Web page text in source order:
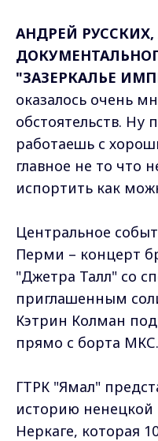
АНДРЕЙ РУССКИХ,
"ЗАЗЕРКАЛЬЕ
оказалось очень
обстоятельств. Ну
работаешь с
главное не то что
испортить как
Центральное
Перми – концерт
"Джетра Талл" со
приглашенным
Кэтрин Колман
прямо с борта МКС.
ГТРК "Ямал"
историю
Неркаге, которая